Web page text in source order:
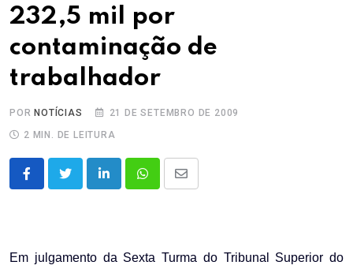
232,5 mil por
contaminação de
trabalhador
POR NOTÍCIAS
21 DE SETEMBRO DE 2009
2 MIN. DE LEITURA
LinkedInWhatsappShare
Em julgamento da Sexta Turma do Tribunal Superior do